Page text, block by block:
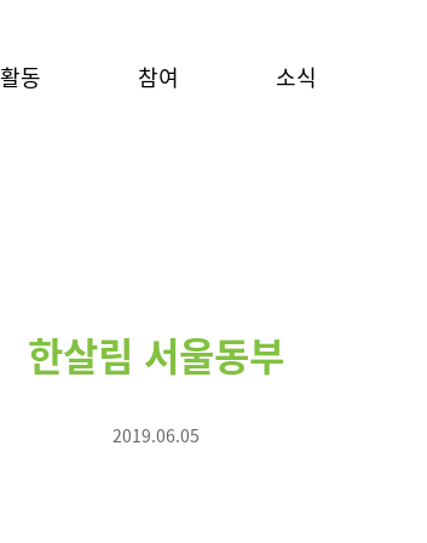
활동 참여 소식
한살림 서울동부
2019.06.05